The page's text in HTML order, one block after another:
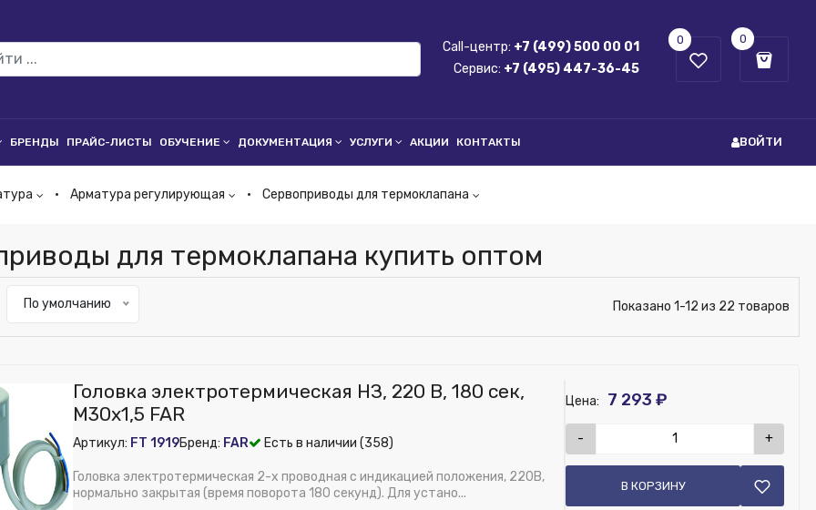
Call-центр: +7 (499) 500 00 01
Сервис: +7 (495) 447-36-45
0 0
БРЕНДЫ ПРАЙС-ЛИСТЫ ОБУЧЕНИЕ ДОКУМЕНТАЦИЯ УСЛУГИ АКЦИИ КОНТАКТЫ ВОЙТИ
Арматура регулирующая Сервоприводы для термоклапана
для термоклапана купить оптом
По умолчанию Показано 1-12 из 22 товаров
Головка электротермическая НЗ, 220 В, 180 сек,
М30х1,5 FAR
Артикул: FT 1919Бренд: FAR Есть в наличии (358)
Головка электротермическая 2-х проводная с индикацией положения, 220В,
нормально закрытая (время поворота 180 секунд). Для устано...
Цена: 7 293 ₽
- +
В КОРЗИНУ